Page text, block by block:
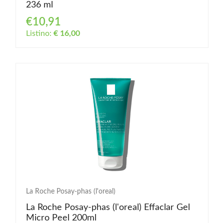
236 ml
€10,91
Listino: € 16,00
La Roche Posay-phas (l'oreal)
La Roche Posay-phas (l'oreal) Effaclar Gel
Micro Peel 200ml